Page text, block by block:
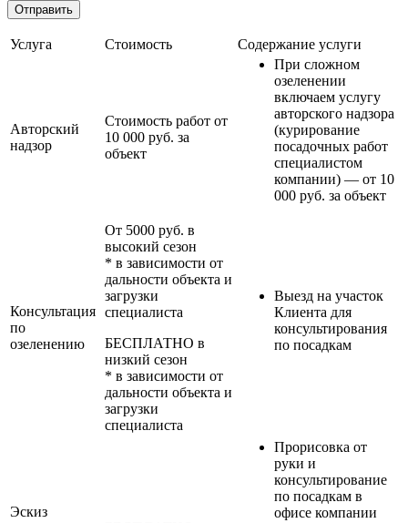
Услуга Стоимость Содержание услуги
Авторский
надзор
Стоимость работ от
10 000 руб. за
объект
При сложном
озеленении
включаем услугу
авторского надзора
(курирование
посадочных работ
специалистом
компании) — от 10
000 руб. за объект
Консультация
по
озеленению
От 5000 руб. в
высокий сезон
* в зависимости от
дальности объекта и
загрузки
специалиста
БЕСПЛАТНО в
низкий сезон
* в зависимости от
дальности объекта и
загрузки
специалиста
Выезд на участок
Клиента для
консультирования
по посадкам
Эскиз
Прорисовка от
руки и
консультирование
по посадкам в
офисе компании